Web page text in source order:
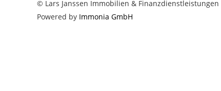
Lars Janssen Immobilien &Finanzdienstleistungen
© Lars Janssen Immobilien & Finanzdienstleistungen
Powered by Immonia GmbH